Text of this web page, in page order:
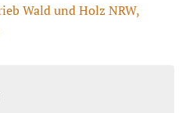
Wald und Holz NRW,